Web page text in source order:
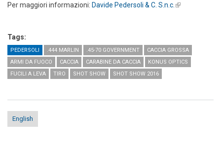
Per maggiori informazioni: Davide Pedersoli & C. S.n.c. (link is
Tags:
PEDERSOLI .444 MARLIN .45-70 GOVERNMENT
CACCIA GROSSA
ARMI DA FUOCO
CACCIA CARABINE DA CACCIA
KONUS OPTICS
FUCILI A LEVA
TIRO SHOT SHOW SHOT SHOW 2016
English